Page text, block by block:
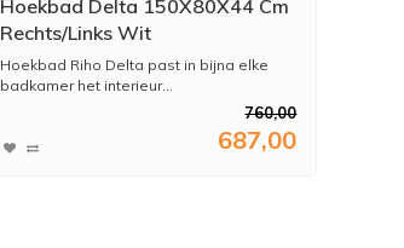
Hoekbad Delta 150X80X44 Cm
Rechts/Links Wit
Hoekbad Riho Delta past in bijna elke
badkamer het interieur...
760,00
687,00